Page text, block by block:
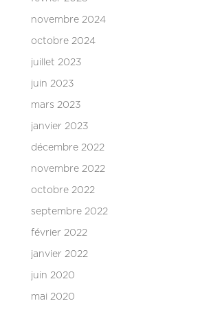
novembre 2024
octobre 2024
juillet 2023
juin 2023
mars 2023
janvier 2023
décembre 2022
novembre 2022
octobre 2022
septembre 2022
février 2022
janvier 2022
juin 2020
mai 2020